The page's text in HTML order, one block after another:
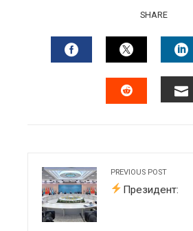
SHARE
FACEBOOKTWITTER
PREVIOUS POST
Президент: